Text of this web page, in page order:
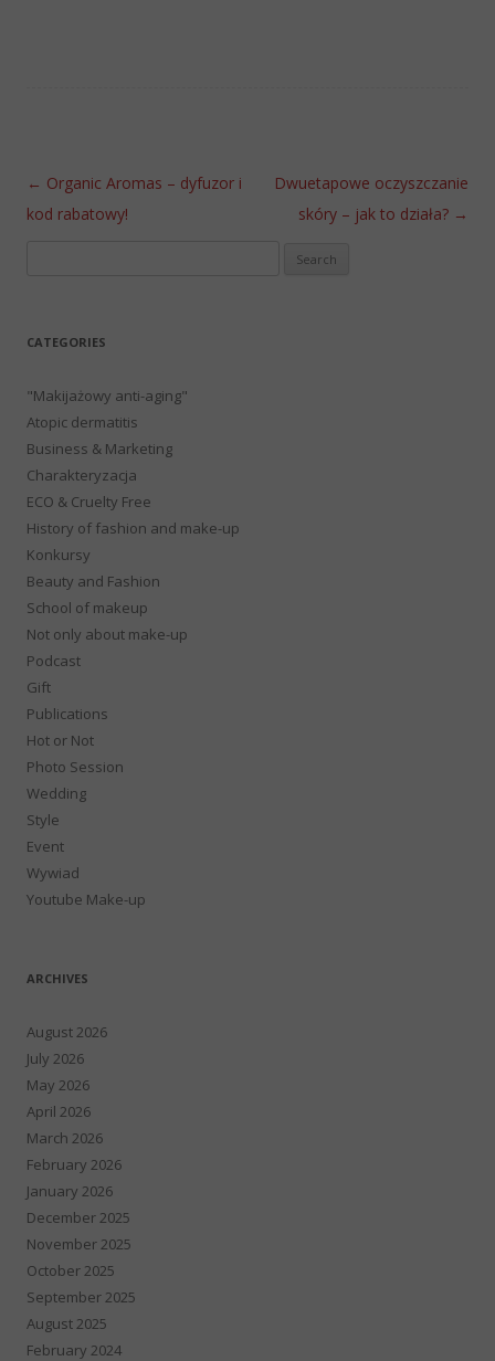
Post navigation
← Organic Aromas – dyfuzor i
kod rabatowy!
Dwuetapowe oczyszczanie
skóry – jak to działa? →
CATEGORIES
"Makijażowy anti-aging"
Atopic dermatitis
Business & Marketing
Charakteryzacja
ECO & Cruelty Free
History of fashion and make-up
Konkursy
Beauty and Fashion
School of makeup
Not only about make-up
Podcast
Gift
Publications
Hot or Not
Photo Session
Wedding
Style
Event
Wywiad
Youtube Make-up
ARCHIVES
August 2026
July 2026
May 2026
April 2026
March 2026
February 2026
January 2026
December 2025
November 2025
October 2025
September 2025
August 2025
February 2024